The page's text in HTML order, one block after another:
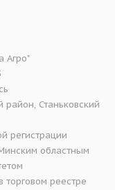
Агро"
Станьковский
регистрации
областным
торговом реестре